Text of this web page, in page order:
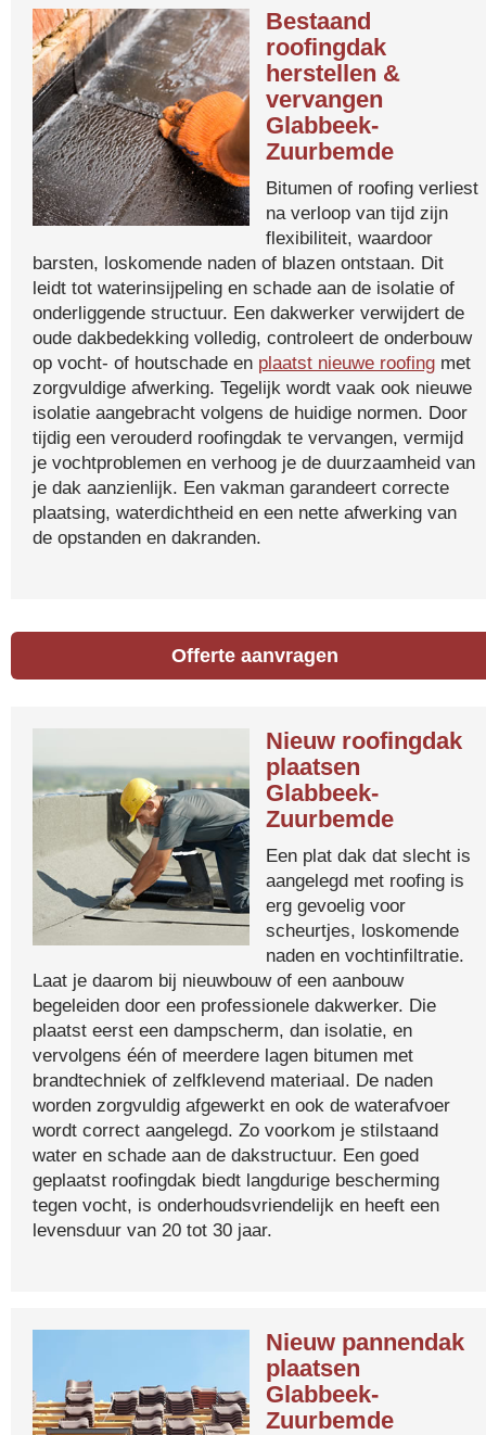
Bestaand
roofingdak
herstellen &
vervangen
Glabbeek-
Zuurbemde
Bitumen of roofing verliest
na verloop van tijd zijn
flexibiliteit, waardoor
barsten, loskomende naden of blazen ontstaan. Dit
leidt tot waterinsijpeling en schade aan de isolatie of
onderliggende structuur. Een dakwerker verwijdert de
oude dakbedekking volledig, controleert de onderbouw
op vocht- of houtschade en plaatst nieuwe roofing met
zorgvuldige afwerking. Tegelijk wordt vaak ook nieuwe
isolatie aangebracht volgens de huidige normen. Door
tijdig een verouderd roofingdak te vervangen, vermijd
je vochtproblemen en verhoog je de duurzaamheid van
je dak aanzienlijk. Een vakman garandeert correcte
plaatsing, waterdichtheid en een nette afwerking van
de opstanden en dakranden.
Offerte aanvragen
Nieuw roofingdak
plaatsen
Glabbeek-
Zuurbemde
Een plat dak dat slecht is
aangelegd met roofing is
erg gevoelig voor
scheurtjes, loskomende
naden en vochtinfiltratie.
Laat je daarom bij nieuwbouw of een aanbouw
begeleiden door een professionele dakwerker. Die
plaatst eerst een dampscherm, dan isolatie, en
vervolgens één of meerdere lagen bitumen met
brandtechniek of zelfklevend materiaal. De naden
worden zorgvuldig afgewerkt en ook de waterafvoer
wordt correct aangelegd. Zo voorkom je stilstaand
water en schade aan de dakstructuur. Een goed
geplaatst roofingdak biedt langdurige bescherming
tegen vocht, is onderhoudsvriendelijk en heeft een
levensduur van 20 tot 30 jaar.
Nieuw pannendak
plaatsen
Glabbeek-
Zuurbemde